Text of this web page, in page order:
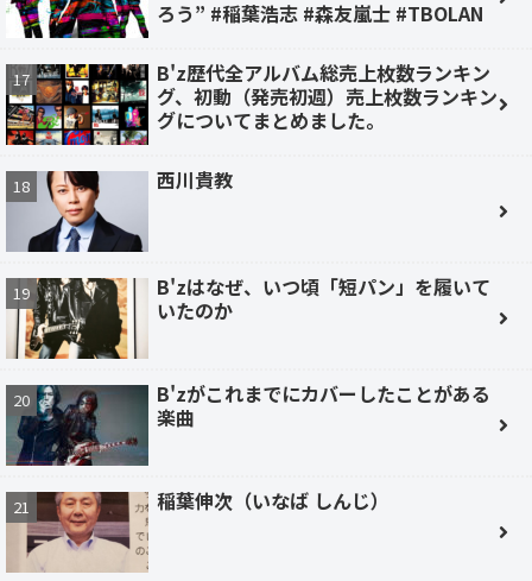
ろう” #稲葉浩志 #森友嵐士 #TBOLAN
B'z歴代全アルバム総売上枚数ランキン
グ、初動（発売初週）売上枚数ランキン
グについてまとめました。
西川貴教
B'zはなぜ、いつ頃「短パン」を履いて
いたのか
B'zがこれまでにカバーしたことがある
楽曲
稲葉伸次（いなば しんじ）